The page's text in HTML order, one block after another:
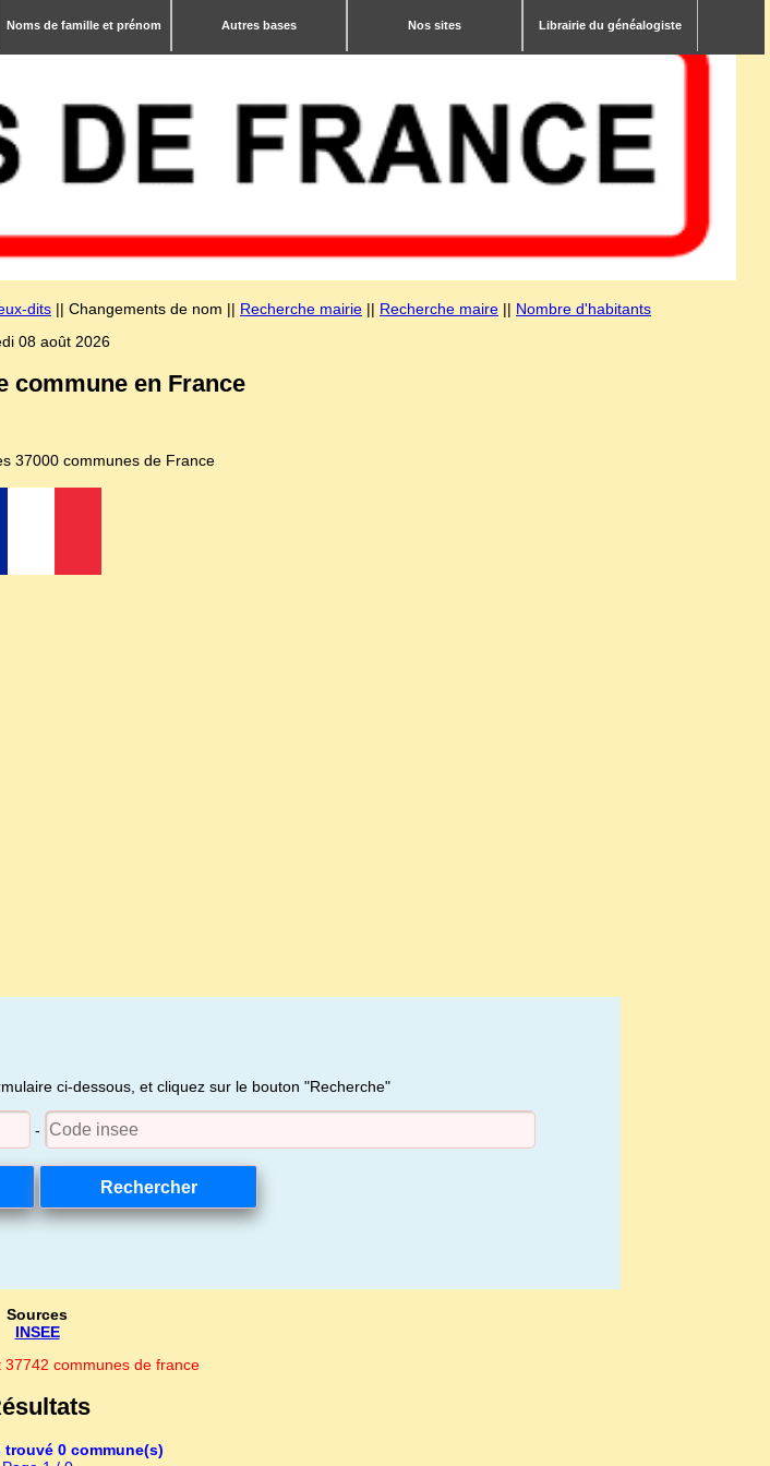
Noms de famille et prénom Autres bases Nos sites Librairie du généalogiste
dits || Changements de nom || Recherche mairie || Recherche maire || Nombre d'habitants
08 août 2026
commune en France
37000 communes de France
ci-dessous, et cliquez sur le bouton "Recherche"
-
Sources
INSEE
37742 communes de france
trouvé 0 commune(s)